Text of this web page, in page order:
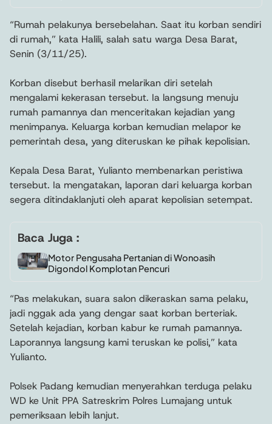
“Rumah pelakunya bersebelahan. Saat itu korban sendiri
di rumah,” kata Halili, salah satu warga Desa Barat,
Senin (3/11/25).
Korban disebut berhasil melarikan diri setelah
mengalami kekerasan tersebut. Ia langsung menuju
rumah pamannya dan menceritakan kejadian yang
menimpanya. Keluarga korban kemudian melapor ke
pemerintah desa, yang diteruskan ke pihak kepolisian.
Kepala Desa Barat, Yulianto membenarkan peristiwa
tersebut. Ia mengatakan, laporan dari keluarga korban
segera ditindaklanjuti oleh aparat kepolisian setempat.
Baca Juga :
Motor Pengusaha Pertanian di Wonoasih
Digondol Komplotan Pencuri
“Pas melakukan, suara salon dikeraskan sama pelaku,
jadi nggak ada yang dengar saat korban berteriak.
Setelah kejadian, korban kabur ke rumah pamannya.
Laporannya langsung kami teruskan ke polisi,” kata
Yulianto.
Polsek Padang kemudian menyerahkan terduga pelaku
WD ke Unit PPA Satreskrim Polres Lumajang untuk
pemeriksaan lebih lanjut.